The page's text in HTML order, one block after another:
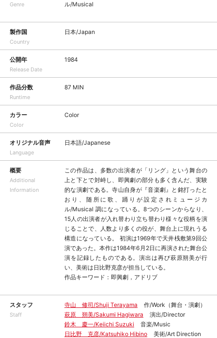
Genre
ル/Musical
製作国
Country
日本/Japan
公開年
Release Date
1984
作品分数
Runtime
87 MIN
カラー
Color
Color
オリジナル音声
Language
日本語/Japanese
概要
Additional
Information
この作品は、多数の出演者が「リング」という舞台の
上と下とで対峙し、即興劇の部分も多く含んだ、実験
的な演劇である。寺山自身が『音楽劇』と銘打ったと
おり、随所に歌、踊りが設定されミュージカ
ル/Musical 調になっている。8つのシーンからなり、
15人の出演者が入れ替わり立ち替わり様々な役柄を演
じることで、人数より多くの役が、舞台上に現れうる
構造になっている。 初演は1969年で天井桟敷第9回公
演であった。本作は1984年6月2日に再演された舞台公
演を記録したものである。演出は再び萩原朔美が行
い、美術は日比野克彦が担当している。
作品キーワード：即興劇，アドリブ
スタッフ
Staff
寺山 修司/Shuji Terayama
作/Work（舞台・演劇）
萩原 朔美/Sakumi Hagiwara
演出/Director
鈴木 慶一/Keiichi Suzuki
音楽/Music
日比野 克彦/Katsuhiko Hibino
美術/Art Direction